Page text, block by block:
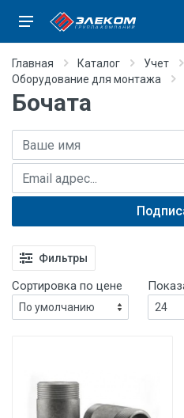
Главная Каталог
Учет
Оборудование для монтажа
Бочата
Имя
E-mail адрес
Фильтры
Сортировка по цене